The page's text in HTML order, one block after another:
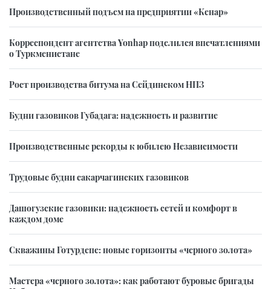
Производственный подъем на предприятии «Кенар»
Корреспондент агентства Yonhap поделился впечатлениями
о Туркменистане
Рост производства битума на Сейдинском НПЗ
Будни газовиков Губадага: надежность и развитие
Производственные рекорды к юбилею Независимости
Трудовые будни сакарчагинских газовиков
Дашогузские газовики: надежность сетей и комфорт в
каждом доме
Скважины Готурдепе: новые горизонты «черного золота»
Мастера «черного золота»: как работают буровые бригады